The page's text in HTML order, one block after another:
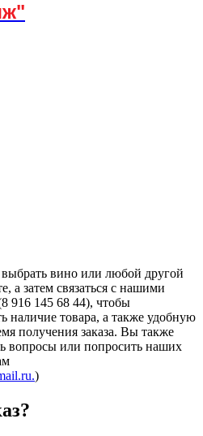
вино или любой другой
а затем связаться с нашими
916 145 68 44), чтобы
наличие товара, а также удобную
получения заказа. Вы также
вопросы или попросить наших
)